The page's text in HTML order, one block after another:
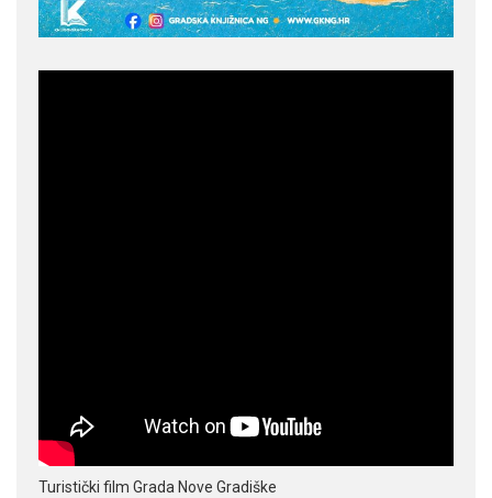
Turistički film Grada Nove Gradiške